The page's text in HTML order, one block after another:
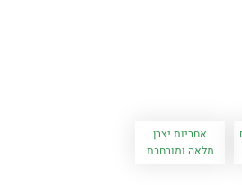
אחריות יצרן
מלאה ומורחבת